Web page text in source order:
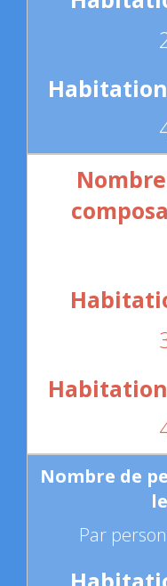
Par